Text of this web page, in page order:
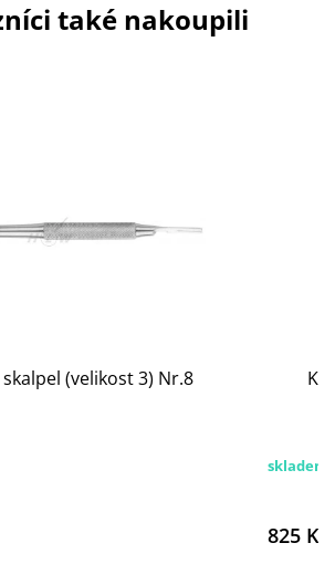
také nakoupili
(velikost 3) Nr.8
skladem
825 Kč